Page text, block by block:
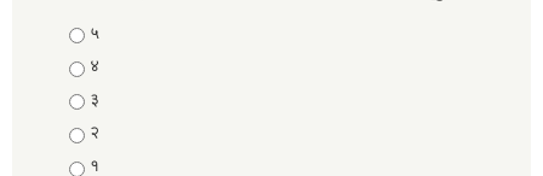
Choices
५
४
३
२
१